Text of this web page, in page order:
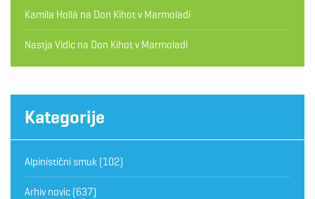
Kamila Hollá na Don Kihot v Marmoladi
Nastja Vidic na Don Kihot v Marmoladi
Kategorije
Alpinistični smuk (102)
Arhiv novic (637)